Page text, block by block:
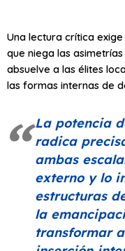
Una lectura crítica
que niega las
absuelve a las élites
las formas internas de
La potencia
radica
ambas
externo y lo
estructuras
la
transformar